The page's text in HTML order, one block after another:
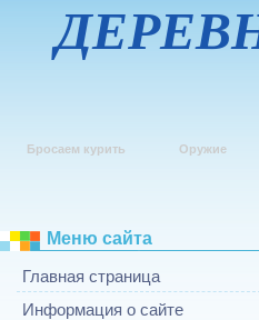
Бросаем курить Оружие
Меню сайта
Главная страница
Информация о сайте